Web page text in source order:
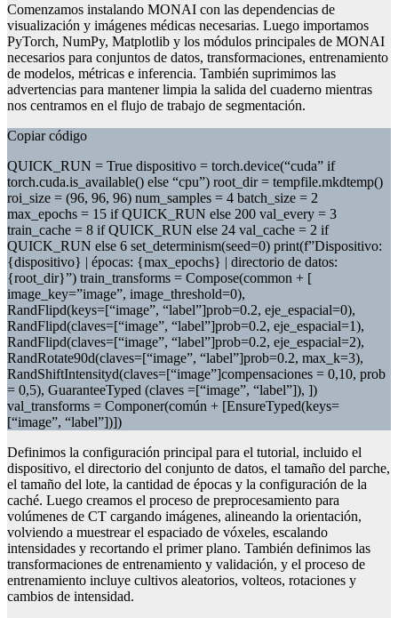
Comenzamos instalando MONAI con las dependencias de
visualización y imágenes médicas necesarias. Luego importamos
PyTorch, NumPy, Matplotlib y los módulos principales de MONAI
necesarios para conjuntos de datos, transformaciones, entrenamiento
de modelos, métricas e inferencia. También suprimimos las
advertencias para mantener limpia la salida del cuaderno mientras
nos centramos en el flujo de trabajo de segmentación.
Copiar código
QUICK_RUN = True dispositivo = torch.device(“cuda” if
torch.cuda.is_available() else “cpu”) root_dir = tempfile.mkdtemp()
roi_size = (96, 96, 96) num_samples = 4 batch_size = 2
max_epochs = 15 if QUICK_RUN else 200 val_every = 3
train_cache = 8 if QUICK_RUN else 24 val_cache = 2 if
QUICK_RUN else 6 set_determinism(seed=0) print(f”Dispositivo:
{dispositivo} | épocas: {max_epochs} | directorio de datos:
{root_dir}”) train_transforms = Compose(common + [
image_key=”image”, image_threshold=0),
RandFlipd(keys=[“image”, “label”]prob=0.2, eje_espacial=0),
RandFlipd(claves=[“image”, “label”]prob=0.2, eje_espacial=1),
RandFlipd(claves=[“image”, “label”]prob=0.2, eje_espacial=2),
RandRotate90d(claves=[“image”, “label”]prob=0.2, max_k=3),
RandShiftIntensityd(claves=[“image”]compensaciones = 0,10, prob
= 0,5), GuaranteeTyped (claves =[“image”, “label”]), ])
val_transforms = Componer(común + [EnsureTyped(keys=
[“image”, “label”])])
Definimos la configuración principal para el tutorial, incluido el
dispositivo, el directorio del conjunto de datos, el tamaño del parche,
el tamaño del lote, la cantidad de épocas y la configuración de la
caché. Luego creamos el proceso de preprocesamiento para
volúmenes de CT cargando imágenes, alineando la orientación,
volviendo a muestrear el espaciado de vóxeles, escalando
intensidades y recortando el primer plano. También definimos las
transformaciones de entrenamiento y validación, y el proceso de
entrenamiento incluye cultivos aleatorios, volteos, rotaciones y
cambios de intensidad.